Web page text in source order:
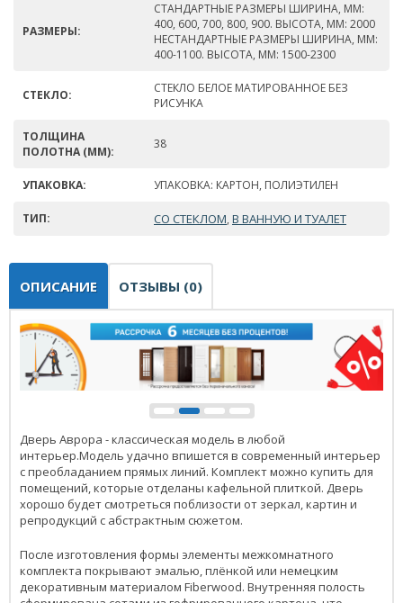
РАЗМЕРЫ:
СТАНДАРТНЫЕ РАЗМЕРЫ ШИРИНА, ММ:
400, 600, 700, 800, 900. ВЫСОТА, ММ: 2000
НЕСТАНДАРТНЫЕ РАЗМЕРЫ ШИРИНА, ММ:
400-1100. ВЫСОТА, ММ: 1500-2300
СТЕКЛО:
СТЕКЛО БЕЛОЕ МАТИРОВАННОЕ БЕЗ
РИСУНКА
ТОЛЩИНА
ПОЛОТНА (ММ):
38
УПАКОВКА: УПАКОВКА: КАРТОН, ПОЛИЭТИЛЕН
ТИП: СО СТЕКЛОМ, В ВАННУЮ И ТУАЛЕТ
ОПИСАНИЕ ОТЗЫВЫ (0)
Дверь Аврора - классическая модель в любой
интерьер.Модель удачно впишется в современный интерьер
с преобладанием прямых линий. Комплект можно купить для
помещений, которые отделаны кафельной плиткой. Дверь
хорошо будет смотреться поблизости от зеркал, картин и
репродукций с абстрактным сюжетом.
После изготовления формы элементы межкомнатного
комплекта покрывают эмалью, плёнкой или немецким
декоративным материалом Fiberwood. Внутренняя полость